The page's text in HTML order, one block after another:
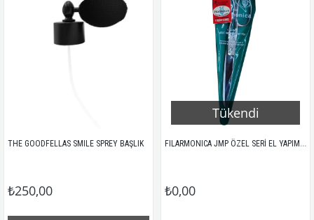
THE GOODFELLAS SMILE SPREY BAŞLIK
₺250,00
Tükendi
FILARMONICA JMP ÖZEL SERİ EL YAPIMI ÇELİK MAKAS / 8"
₺0,00